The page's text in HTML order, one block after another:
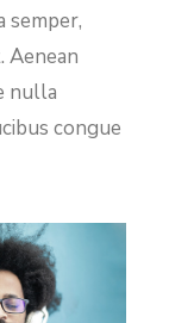
semper,
Aenean
nulla
congue